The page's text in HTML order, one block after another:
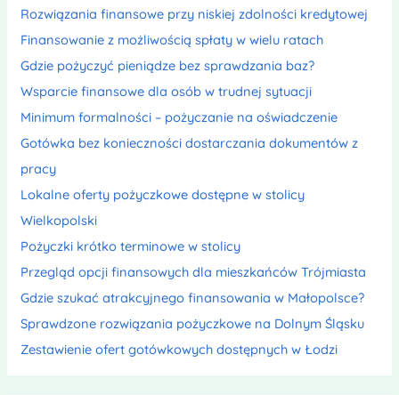
Rozwiązania finansowe przy niskiej zdolności kredytowej
Finansowanie z możliwością spłaty w wielu ratach
Gdzie pożyczyć pieniądze bez sprawdzania baz?
Wsparcie finansowe dla osób w trudnej sytuacji
Minimum formalności – pożyczanie na oświadczenie
Gotówka bez konieczności dostarczania dokumentów z
pracy
Lokalne oferty pożyczkowe dostępne w stolicy
Wielkopolski
Pożyczki krótko terminowe w stolicy
Przegląd opcji finansowych dla mieszkańców Trójmiasta
Gdzie szukać atrakcyjnego finansowania w Małopolsce?
Sprawdzone rozwiązania pożyczkowe na Dolnym Śląsku
Zestawienie ofert gotówkowych dostępnych w Łodzi